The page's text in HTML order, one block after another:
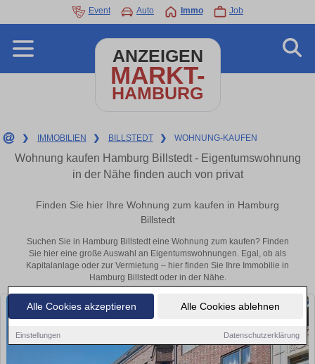
Alle Cookies akzeptieren Alle Cookies ablehnen
Einstellungen Datenschutzerklärung
Event Auto Immo Job
ANZEIGEN
MARKT-
HAMBURG
❯ IMMOBILIEN ❯ BILLSTEDT ❯ WOHNUNG-KAUFEN
Wohnung kaufen Hamburg Billstedt - Eigentumswohnung
in der Nähe finden auch von privat
Finden Sie hier Ihre Wohnung zum kaufen in Hamburg
Billstedt
Suchen Sie in Hamburg Billstedt eine Wohnung zum kaufen? Finden
Sie hier eine große Auswahl an Eigentumswohnungen. Egal, ob als
Kapitalanlage oder zur Vermietung – hier finden Sie Ihre Immobilie in
Hamburg Billstedt oder in der Nähe.